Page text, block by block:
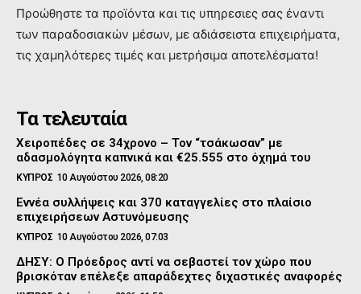
Προώθηστε τα προϊόντα και τις υπηρεσιες σας έναντι
των παραδοσιακών μέσων, με αδιάσειστα επιχειρήματα,
τις χαμηλότερες τιμές και μετρήσιμα αποτελέσματα!
Τα τελευταία
Χειροπέδες σε 34χρονο – Τον “τσάκωσαν” με
αδασμολόγητα καπνικά και €25.555 στο όχημά του
ΚΥΠΡΟΣ 10 Αυγούστου 2026, 08:20
Εννέα συλλήψεις και 370 καταγγελίες στο πλαίσιο
επιχειρήσεων Αστυνόμευσης
ΚΥΠΡΟΣ 10 Αυγούστου 2026, 07:03
ΔΗΣΥ: Ο Πρόεδρος αντί να σεβαστεί τον χώρο που
βρισκόταν επέλεξε απαράδεχτες διχαστικές αναφορές